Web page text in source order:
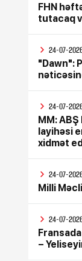
FHN
tutacaq
24-07-
"Dawn":
24-07-
MM:
layihəsi
xidmət
24-07-
Milli
24-07-
–